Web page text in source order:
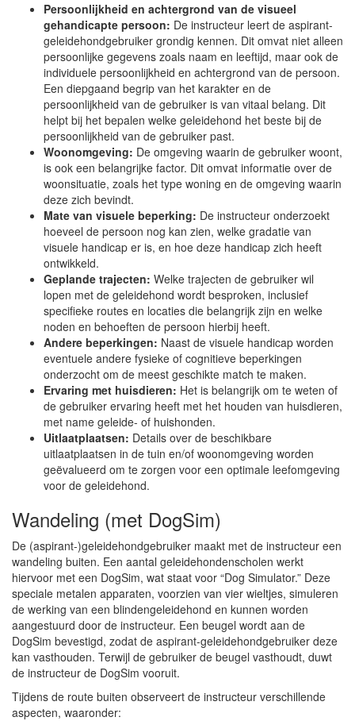
Persoonlijkheid en achtergrond van de visueel
gehandicapte persoon: De instructeur leert de aspirant-
geleidehondgebruiker grondig kennen. Dit omvat niet alleen
persoonlijke gegevens zoals naam en leeftijd, maar ook de
individuele persoonlijkheid en achtergrond van de persoon.
Een diepgaand begrip van het karakter en de
persoonlijkheid van de gebruiker is van vitaal belang. Dit
helpt bij het bepalen welke geleidehond het beste bij de
persoonlijkheid van de gebruiker past.
Woonomgeving: De omgeving waarin de gebruiker woont,
is ook een belangrijke factor. Dit omvat informatie over de
woonsituatie, zoals het type woning en de omgeving waarin
deze zich bevindt.
Mate van visuele beperking: De instructeur onderzoekt
hoeveel de persoon nog kan zien, welke gradatie van
visuele handicap er is, en hoe deze handicap zich heeft
ontwikkeld.
Geplande trajecten: Welke trajecten de gebruiker wil
lopen met de geleidehond wordt besproken, inclusief
specifieke routes en locaties die belangrijk zijn en welke
noden en behoeften de persoon hierbij heeft.
Andere beperkingen: Naast de visuele handicap worden
eventuele andere fysieke of cognitieve beperkingen
onderzocht om de meest geschikte match te maken.
Ervaring met huisdieren: Het is belangrijk om te weten of
de gebruiker ervaring heeft met het houden van huisdieren,
met name geleide- of huishonden.
Uitlaatplaatsen: Details over de beschikbare
uitlaatplaatsen in de tuin en/of woonomgeving worden
geëvalueerd om te zorgen voor een optimale leefomgeving
voor de geleidehond.
Wandeling (met DogSim)
De (aspirant-)geleidehondgebruiker maakt met de instructeur een
wandeling buiten. Een aantal geleidehondenscholen werkt
hiervoor met een DogSim, wat staat voor “Dog Simulator.” Deze
speciale metalen apparaten, voorzien van vier wieltjes, simuleren
de werking van een blindengeleidehond en kunnen worden
aangestuurd door de instructeur. Een beugel wordt aan de
DogSim bevestigd, zodat de aspirant-geleidehondgebruiker deze
kan vasthouden. Terwijl de gebruiker de beugel vasthoudt, duwt
de instructeur de DogSim vooruit.
Tijdens de route buiten observeert de instructeur verschillende
aspecten, waaronder: